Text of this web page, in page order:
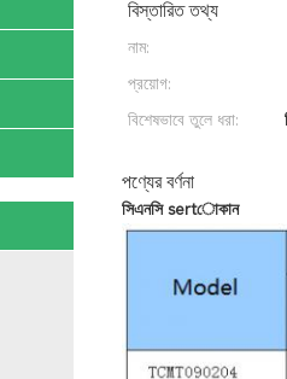
বিস্তারিত তথ্য
নাম:
প্রয়োগ:
বিশেষভাবে তুলে ধরা:
পণ্যের বর্ণনা
সিএনসি sertোকান